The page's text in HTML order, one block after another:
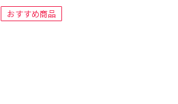
おすすめ商品